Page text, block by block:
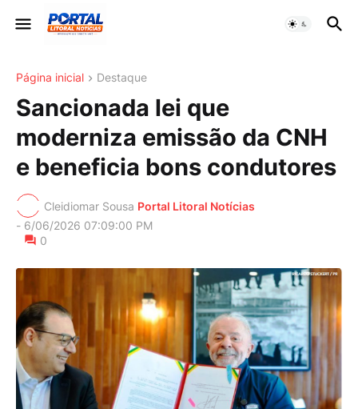
Página inicial Destaque
Sancionada lei que
moderniza emissão da CNH
e beneficia bons condutores
Cleidiomar Sousa Portal Litoral Notícias
- 6/06/2026 07:09:00 PM
0